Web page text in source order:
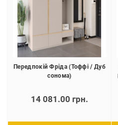
Передпокій Фріда (Тоффі / Дуб
сонома)
14 081.00 грн.